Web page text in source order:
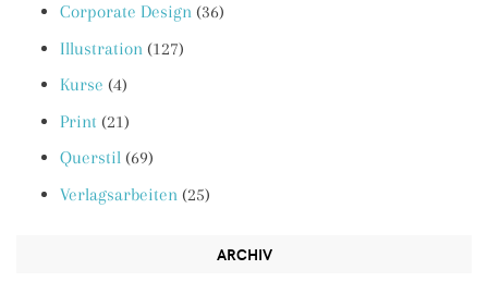
Corporate Design (36)
Illustration (127)
Kurse (4)
Print (21)
Querstil (69)
Verlagsarbeiten (25)
ARCHIV